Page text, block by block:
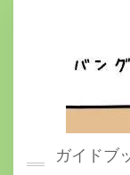
ガイドブ